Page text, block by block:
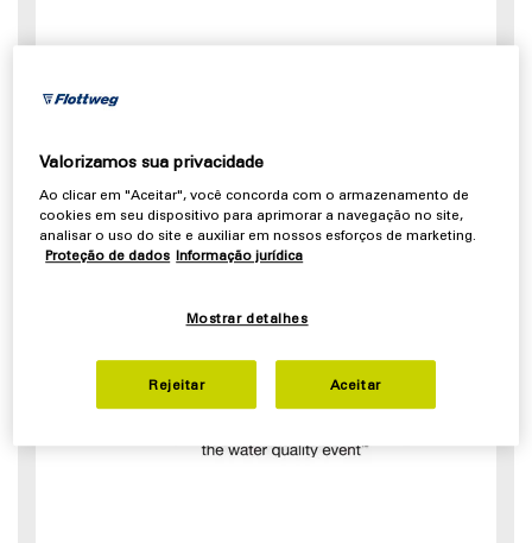
29.09.2026 - 30.09.2026, Valladolid - Espanha
Salón del Gas Renovable
Valorizamos sua privacidade
Ao clicar em "Aceitar", você concorda com o armazenamento de
cookies em seu dispositivo para aprimorar a navegação no site,
analisar o uso do site e auxiliar em nossos esforços de marketing.
Proteção de dados Informação jurídica
Mostrar detalhes
Rejeitar Aceitar